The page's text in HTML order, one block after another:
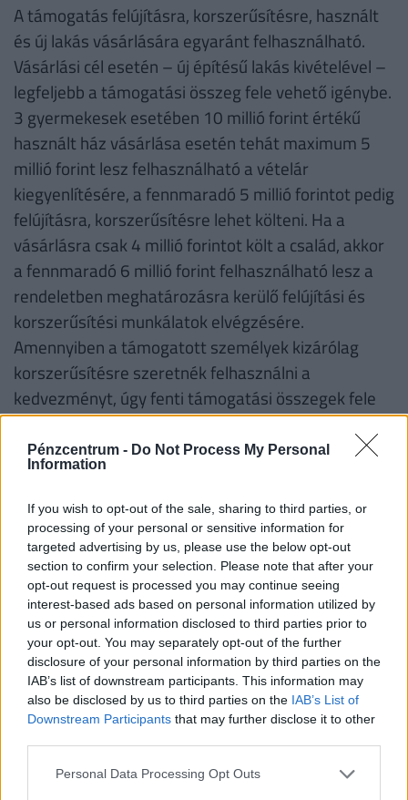
Pénzcentrum - Do Not Process My Personal
Information
If you wish to opt-out of the sale, sharing to third parties, or
processing of your personal or sensitive information for
targeted advertising by us, please use the below opt-out
section to confirm your selection. Please note that after your
opt-out request is processed you may continue seeing
interest-based ads based on personal information utilized by
us or personal information disclosed to third parties prior to
your opt-out. You may separately opt-out of the further
disclosure of your personal information by third parties on the
IAB’s list of downstream participants. This information may
also be disclosed by us to third parties on the IAB’s List of
Downstream Participants that may further disclose it to other
Personal Data Processing Opt Outs
A támogatás felújításra, korszerűsítésre, használt
és új lakás vásárlására egyaránt felhasználható.
Vásárlási cél esetén – új építésű lakás kivételével –
legfeljebb a támogatási összeg fele vehető igénybe.
3 gyermekesek esetében 10 millió forint értékű
használt ház vásárlása esetén tehát maximum 5
millió forint lesz felhasználható a vételár
kiegyenlítésére, a fennmaradó 5 millió forintot pedig
felújításra, korszerűsítésre lehet költeni. Ha a
vásárlásra csak 4 millió forintot költ a család, akkor
a fennmaradó 6 millió forint felhasználható lesz a
rendeletben meghatározásra kerülő felújítási és
korszerűsítési munkálatok elvégzésére.
Amennyiben a támogatott személyek kizárólag
korszerűsítésre szeretnék felhasználni a
kedvezményt, úgy fenti támogatási összegek fele
lesz elérhető.
Fontos!A támogatás abban az esetben is
korábban az adott lakásra már vettek igénybe
CSOK-ot. Ha valaki a korszerűsítési és/vagy bővítési
munkálatokat nem teljesíti, a folyósított családi
otthonteremtési kedvezményt - ideértve annak a
lakás vásárlására számított összegét is − a
folyósítás napjától számított, Ptk. szerinti
késedelmi kamattal növelten köteles visszafizetni.
Családtámogatások 2019. július 1-től(millió
forint, vastag betűvel az újdonságok)